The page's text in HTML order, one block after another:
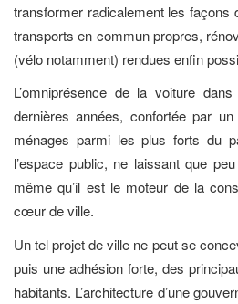
transformer radicalement les façons
transports en commun propres,
(vélo notamment) rendues enfin
L’omniprésence de la voiture
dernières années, confortée par
ménages parmi les plus forts du
l’espace public, ne laissant que
même qu’il est le moteur de la
cœur de ville.
Un tel projet de ville ne peut se
puis une adhésion forte, des
habitants. L’architecture d’une